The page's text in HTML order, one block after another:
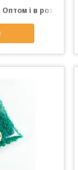
Оптом і в роздріб